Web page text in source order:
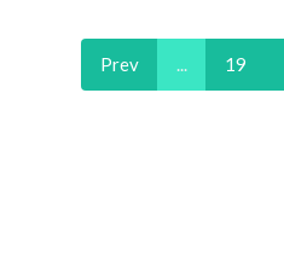
Prev ... 19